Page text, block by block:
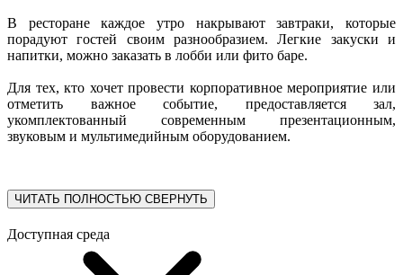
В ресторане каждое утро накрывают завтраки, которые
порадуют гостей своим разнообразием. Легкие закуски и
напитки, можно заказать в лобби или фито баре.
Для тех, кто хочет провести корпоративное мероприятие или
отметить важное событие, предоставляется зал,
укомплектованный современным презентационным,
звуковым и мультимедийным оборудованием.
ЧИТАТЬ ПОЛНОСТЬЮ СВЕРНУТЬ
Доступная среда